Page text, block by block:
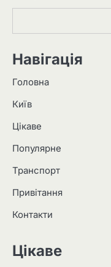
Навігація
Головна
Київ
Цікаве
Популярне
Транспорт
Привітання
Контакти
Цікаве